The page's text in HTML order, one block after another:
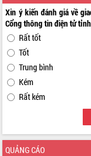
Xin ý kiến đánh giá về
Cổng thông tin điện tử tỉnh
Rất tốt
Tốt
Trung bình
Kém
Rất kém
QUẢNG CÁO